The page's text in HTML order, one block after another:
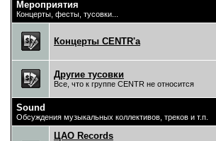
Мероприятия
Концерты, фесты, тусовки...
Концерты CENTR'a
Другие тусовки
Все, что к группе CENTR не относится
Sound
Обсуждения музыкальных коллективов, треков и т.п.
ЦAO Records